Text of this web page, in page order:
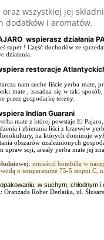
oraz wszystkiej jej
dodatków i aromatów.
wspierasz działania
super ! Część dochodów ze
działania.
restoracje
nam suche liście yerba mate,
mate , zasadza się w taki
przez gospodarkę tereny.
Indian Guarani
mate z której powstaje El
i zbierania liści z krzewów
na których dominuje
obszarów uzależnionych
upraw soji, areały yerba mate jej
: umieścić bombillę w
o temperaturze 75-5 stopni C,
w suchym, chłodnym i
Oranżada Rober Derlatka, ul.